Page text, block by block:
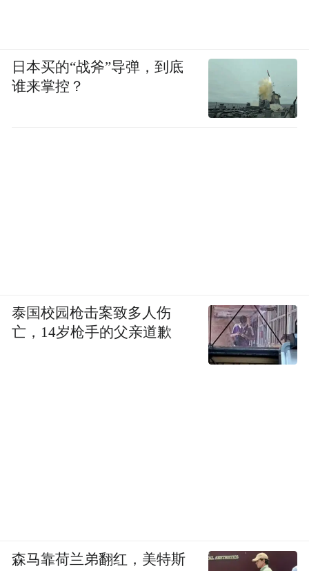
日本买的“战斧”导弹，到底
谁来掌控？
泰国校园枪击案致多人伤
亡，14岁枪手的父亲道歉
森马靠荷兰弟翻红，美特斯